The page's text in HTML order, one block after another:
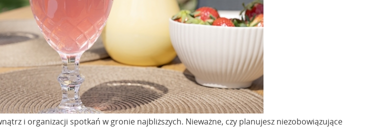
i organizacji spotkań w gronie najbliższych. Nieważne, czy planujesz niezobowiązujące